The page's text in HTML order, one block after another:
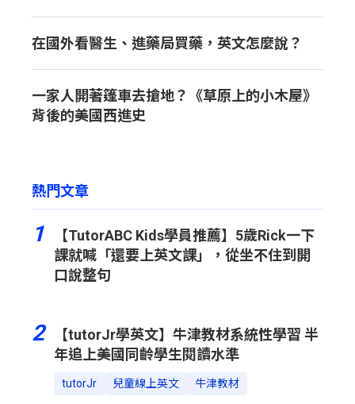
在國外看醫生、進藥局買藥，英文怎麼說？
一家人開著篷車去搶地？《草原上的小木屋》
背後的美國西進史
熱門文章
1
【TutorABC Kids學員推薦】5歲Rick一下
課就喊「還要上英文課」，從坐不住到開
口說整句
2
【tutorJr學英文】牛津教材系統性學習 半
年追上美國同齡學生閱讀水準
tutorJr 兒童線上英文 牛津教材